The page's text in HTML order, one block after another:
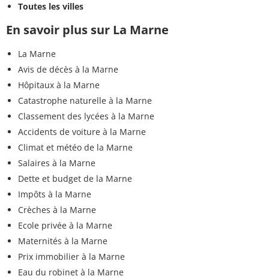
Toutes les villes
En savoir plus sur La Marne
La Marne
Avis de décès à la Marne
Hôpitaux à la Marne
Catastrophe naturelle à la Marne
Classement des lycées à la Marne
Accidents de voiture à la Marne
Climat et météo de la Marne
Salaires à la Marne
Dette et budget de la Marne
Impôts à la Marne
Crèches à la Marne
Ecole privée à la Marne
Maternités à la Marne
Prix immobilier à la Marne
Eau du robinet à la Marne